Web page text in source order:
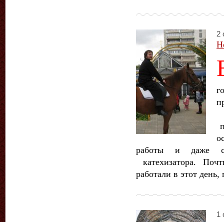
2
работы и даже
катехизатора.
работали в этот
1